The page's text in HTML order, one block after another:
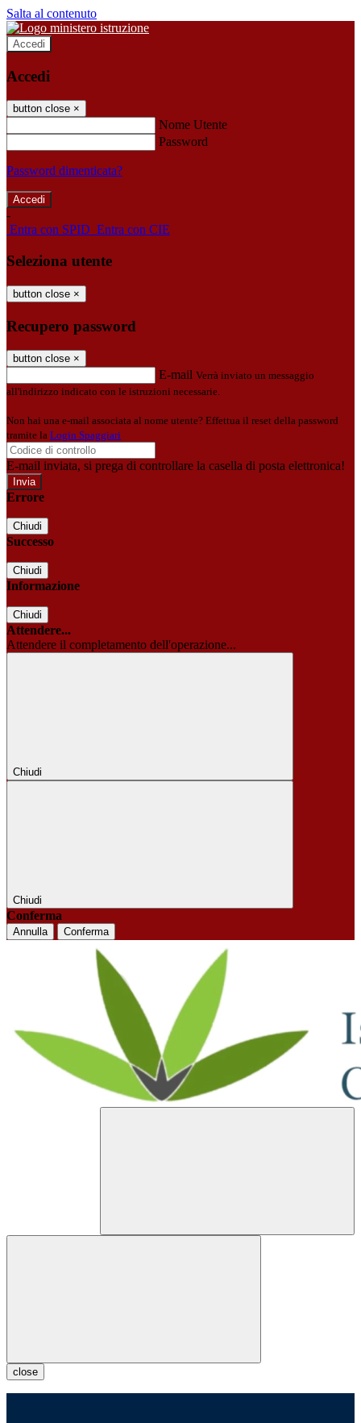
Salta al contenuto
Accedi
Accedi
button close ×
Nome Utente
Password
Password dimenticata?
-
Entra con SPID Entra con CIE
Seleziona utente
button close ×
Recupero password
button close ×
E-mail Verrà inviato un messaggio
all'indirizzo indicato con le istruzioni necessarie.
Non hai una e-mail associata al nome utente? Effettua il reset della password
tramite la Login Spaggiari
E-mail inviata, si prega di controllare la casella di posta elettronica!
Errore
Chiudi
Successo
Chiudi
Informazione
Chiudi
Attendere...
Attendere il completamento dell'operazione...
Chiudi
Chiudi
Conferma
Annulla Conferma
close